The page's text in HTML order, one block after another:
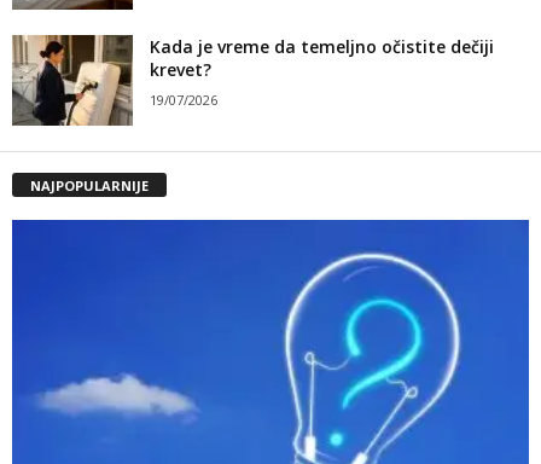
Kada je vreme da temeljno očistite dečiji
krevet?
19/07/2026
NAJPOPULARNIJE